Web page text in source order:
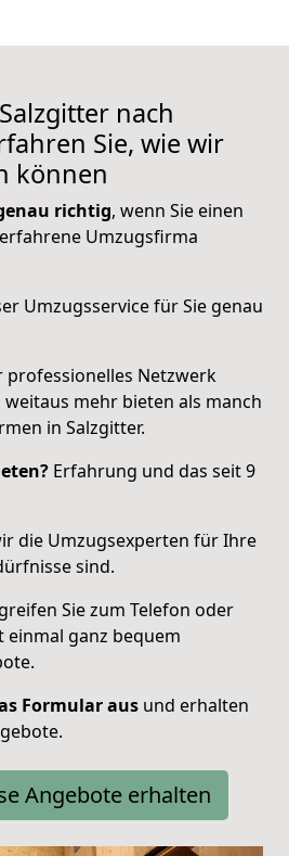
nach
Sie, wie wir
können
richtig, wenn Sie einen
Umzugsfirma
Umzugsservice für Sie genau
professionelles Netzwerk
mehr bieten als manch
in Salzgitter.
Erfahrung und das seit 9
die Umzugsexperten für Ihre
sind.
Sie zum Telefon oder
einmal ganz bequem
Formular aus und erhalten
Angebote erhalten